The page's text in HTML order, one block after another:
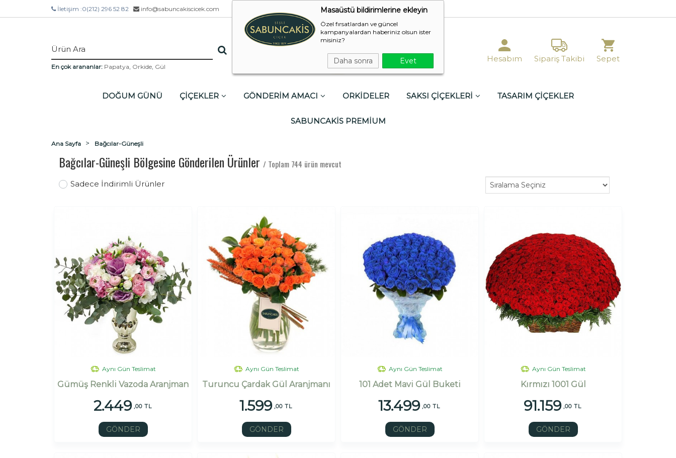
Masaüstü bildirimlerine ekleyin
Özel fırsatlardan ve güncel
kampanyalardan haberiniz olsun ister
misiniz?
Daha sonra Evet
İletişim :0(212) 296 52 82 info@sabuncakiscicek.com
En çok arananlar: Papatya, Orkide, Gül
Hesabım Sipariş Takibi Sepet
DOĞUM GÜNÜ ÇİÇEKLER GÖNDERİM AMACI ORKİDELER SAKSI ÇİÇEKLERİ TASARIM ÇİÇEKLER
SABUNCAKİS PREMİUM
Ana Sayfa Bağcılar-Güneşli
Bağcılar-Güneşli Bölgesine Gönderilen Ürünler / Toplam 744 ürün mevcut
Sadece İndirimli Ürünler
Aynı Gün Teslimat
Gümüş Renkli Vazoda Aranjman
2.449 ,00 TL
GÖNDER
Aynı Gün Teslimat
Turuncu Çardak Gül Aranjmanı
1.599 ,00 TL
GÖNDER
Aynı Gün Teslimat
101 Adet Mavi Gül Buketi
13.499 ,00 TL
GÖNDER
Aynı Gün Teslimat
Kırmızı 1001 Gül
91.159 ,00 TL
GÖNDER